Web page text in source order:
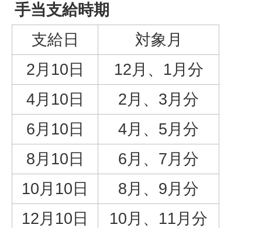
手当支給時期
支給日
対象月
2月10日
12月、1月分
4月10日
2月、3月分
6月10日
4月、5月分
8月10日
6月、7月分
10月10日
8月、9月分
12月10日
10月、11月分